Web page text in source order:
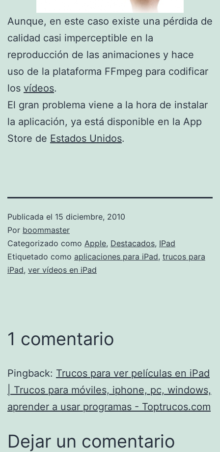
Aunque, en este caso existe una pérdida de
calidad casi imperceptible en la
reproducción de las animaciones y hace
uso de la plataforma FFmpeg para codificar
los vídeos.
El gran problema viene a la hora de instalar
la aplicación, ya está disponible en la App
Store de Estados Unidos.
Publicada el 15 diciembre, 2010
Por boommaster
Categorizado como Apple, Destacados, IPad
Etiquetado como aplicaciones para iPad, trucos para
iPad, ver vídeos en iPad
1 comentario
Pingback: Trucos para ver películas en iPad
| Trucos para móviles, iphone, pc, windows,
aprender a usar programas - Toptrucos.com
Dejar un comentario